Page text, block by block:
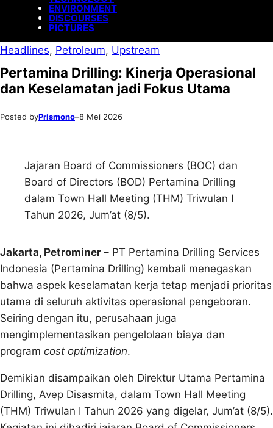
ENVIRONMENT
DISCOURSES
PICTURES
Headlines, Petroleum, Upstream
Pertamina Drilling: Kinerja Operasional
dan Keselamatan jadi Fokus Utama
Posted byPrismono–8 Mei 2026
Jajaran Board of Commissioners (BOC) dan
Board of Directors (BOD) Pertamina Drilling
dalam Town Hall Meeting (THM) Triwulan I
Tahun 2026, Jum’at (8/5).
Jakarta, Petrominer – PT Pertamina Drilling Services
Indonesia (Pertamina Drilling) kembali menegaskan
bahwa aspek keselamatan kerja tetap menjadi prioritas
utama di seluruh aktivitas operasional pengeboran.
Seiring dengan itu, perusahaan juga
mengimplementasikan pengelolaan biaya dan
program cost optimization.
Demikian disampaikan oleh Direktur Utama Pertamina
Drilling, Avep Disasmita, dalam Town Hall Meeting
(THM) Triwulan I Tahun 2026 yang digelar, Jum’at (8/5).